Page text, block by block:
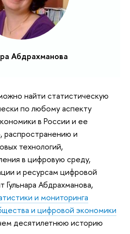
Абдрахманова
найти статистическую
по любому аспекту
в России и ее
распространению и
технологий,
в цифровую среду,
и ресурсам цифровой
Абдрахманова,
и мониторинга
и цифровой экономики
десятилетнюю историю